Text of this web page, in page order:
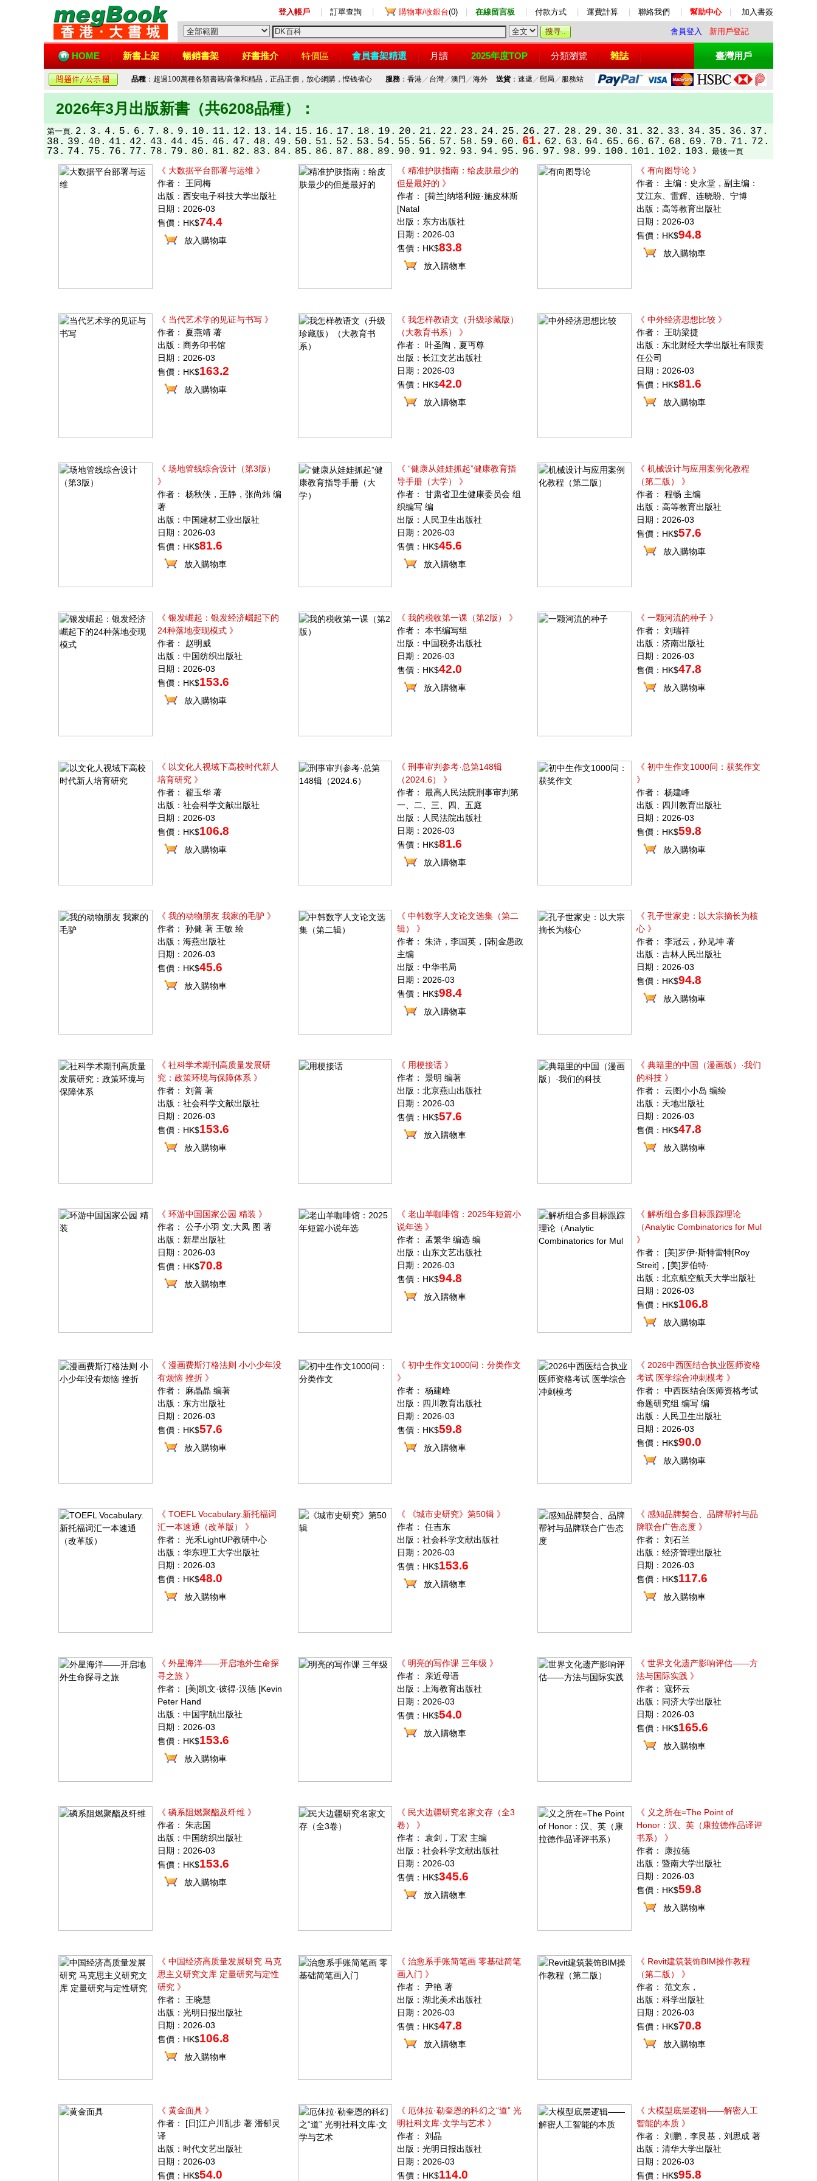
登入帳戶 訂單查詢 購物車/收銀台(0) 在線留言板 付款方式 運費計算 聯絡我們 幫助中心 加入書簽
會員登入 新用戶登記
HOME 新書上架 暢銷書架 好書推介 特價區 會員書架精選 月讀 2025年度TOP 分類瀏覽 雜誌 臺灣用戶
品種 ：超過100萬種各類書籍/音像和精品，正品正價，放心網購，悭钱省心 服務：香港／ 台灣／澳門 ／海外 送貨：速遞 ／郵局 ／ 服務站
2026年3月出版新書（共6208品種）：
第一頁. 2. 3. 4. 5. 6. 7. 8. 9. 10. 11. 12. 13. 14. 15. 16. 17. 18. 19. 20. 21. 22. 23. 24. 25. 26. 27. 28. 29. 30. 31. 32. 33. 34. 35. 36. 37.
38. 39. 40. 41. 42. 43. 44. 45. 46. 47. 48. 49. 50. 51. 52. 53. 54. 55. 56. 57. 58. 59. 60. 61. 62. 63. 64. 65. 66. 67. 68. 69. 70. 71. 72.
73. 74. 75. 76. 77. 78. 79. 80. 81. 82. 83. 84. 85. 86. 87. 88. 89. 90. 91. 92. 93. 94. 95. 96. 97. 98. 99. 100. 101. 102. 103. 最後一頁
《 大数据平台部署与运维 》
作者： 王同梅
出版：西安电子科技大学出版社
日期：2026-03
售價：HK$74.4
放入購物車
《 精准护肤指南：给皮肤最少的
但是最好的 》
作者： [荷兰]纳塔利娅·施皮林斯
[Natal
出版：东方出版社
日期：2026-03
售價：HK$83.8
放入購物車
《 有向图导论 》
作者： 主编：史永堂，副主编：
艾江东、雷辉、连晓盼、宁博
出版：高等教育出版社
日期：2026-03
售價：HK$94.8
放入購物車
《 当代艺术学的见证与书写 》
作者： 夏燕靖 著
出版：商务印书馆
日期：2026-03
售價：HK$163.2
放入購物車
《 我怎样教语文（升级珍藏版）
（大教育书系） 》
作者： 叶圣陶，夏丏尊
出版：长江文艺出版社
日期：2026-03
售價：HK$42.0
放入購物車
《 中外经济思想比较 》
作者： 王昉梁捷
出版：东北财经大学出版社有限责
任公司
日期：2026-03
售價：HK$81.6
放入購物車
《 场地管线综合设计（第3版）
》
作者： 杨秋侠，王静，张尚炜 编
著
出版：中国建材工业出版社
日期：2026-03
售價：HK$81.6
放入購物車
《 “健康从娃娃抓起”健康教育指
导手册（大学） 》
作者： 甘肃省卫生健康委员会 组
织编写 编
出版：人民卫生出版社
日期：2026-03
售價：HK$45.6
放入購物車
《 机械设计与应用案例化教程
（第二版） 》
作者： 程畅 主编
出版：高等教育出版社
日期：2026-03
售價：HK$57.6
放入購物車
《 银发崛起：银发经济崛起下的
24种落地变现模式 》
作者： 赵明威
出版：中国纺织出版社
日期：2026-03
售價：HK$153.6
放入購物車
《 我的税收第一课（第2版） 》
作者： 本书编写组
出版：中国税务出版社
日期：2026-03
售價：HK$42.0
放入購物車
《 一颗河流的种子 》
作者： 刘瑞祥
出版：济南出版社
日期：2026-03
售價：HK$47.8
放入購物車
《 以文化人视域下高校时代新人
培育研究 》
作者： 翟玉华 著
出版：社会科学文献出版社
日期：2026-03
售價：HK$106.8
放入購物車
《 刑事审判参考·总第148辑
（2024.6） 》
作者： 最高人民法院刑事审判第
一、二、三、四、五庭
出版：人民法院出版社
日期：2026-03
售價：HK$81.6
放入購物車
《 初中生作文1000问：获奖作文
》
作者： 杨建峰
出版：四川教育出版社
日期：2026-03
售價：HK$59.8
放入購物車
《 我的动物朋友 我家的毛驴 》
作者： 孙健 著 王敏 绘
出版：海燕出版社
日期：2026-03
售價：HK$45.6
放入購物車
《 中韩数字人文论文选集（第二
辑） 》
作者： 朱浒，李国英，[韩]金愚政
主编
出版：中华书局
日期：2026-03
售價：HK$98.4
放入購物車
《 孔子世家史：以大宗摘长为核
心 》
作者： 李冠云，孙见坤 著
出版：吉林人民出版社
日期：2026-03
售價：HK$94.8
放入購物車
《 社科学术期刊高质量发展研
究：政策环境与保障体系 》
作者： 刘普 著
出版：社会科学文献出版社
日期：2026-03
售價：HK$153.6
放入購物車
《 用梗接话 》
作者： 景明 编著
出版：北京燕山出版社
日期：2026-03
售價：HK$57.6
放入購物車
《 典籍里的中国（漫画版）·我们
的科技 》
作者： 云图小小岛 编绘
出版：天地出版社
日期：2026-03
售價：HK$47.8
放入購物車
《 环游中国国家公园 精装 》
作者： 公子小羽 文;大凤 图 著
出版：新星出版社
日期：2026-03
售價：HK$70.8
放入購物車
《 老山羊咖啡馆：2025年短篇小
说年选 》
作者： 孟繁华 编选 编
出版：山东文艺出版社
日期：2026-03
售價：HK$94.8
放入購物車
《 解析组合多目标跟踪理论
（Analytic Combinatorics for Mul
》
作者： [美]罗伊·斯特雷特[Roy
Streit]，[美]罗伯特·
出版：北京航空航天大学出版社
日期：2026-03
售價：HK$106.8
放入購物車
《 漫画费斯汀格法则 小小少年没
有烦恼 挫折 》
作者： 麻晶晶 编著
出版：东方出版社
日期：2026-03
售價：HK$57.6
放入購物車
《 初中生作文1000问：分类作文
》
作者： 杨建峰
出版：四川教育出版社
日期：2026-03
售價：HK$59.8
放入購物車
《 2026中西医结合执业医师资格
考试 医学综合冲刺模考 》
作者： 中西医结合医师资格考试
命题研究组 编写 编
出版：人民卫生出版社
日期：2026-03
售價：HK$90.0
放入購物車
《 TOEFL Vocabulary.新托福词
汇一本速通（改革版） 》
作者： 光禾LightUP教研中心
出版：华东理工大学出版社
日期：2026-03
售價：HK$48.0
放入購物車
《 《城市史研究》第50辑 》
作者： 任吉东
出版：社会科学文献出版社
日期：2026-03
售價：HK$153.6
放入購物車
《 感知品牌契合、品牌帮衬与品
牌联合广告态度 》
作者： 刘石兰
出版：经济管理出版社
日期：2026-03
售價：HK$117.6
放入購物車
《 外星海洋——开启地外生命探
寻之旅 》
作者： [美]凯文·彼得·汉德 [Kevin
Peter Hand
出版：中国宇航出版社
日期：2026-03
售價：HK$153.6
放入購物車
《 明亮的写作课 三年级 》
作者： 亲近母语
出版：上海教育出版社
日期：2026-03
售價：HK$54.0
放入購物車
《 世界文化遗产影响评估——方
法与国际实践 》
作者： 寇怀云
出版：同济大学出版社
日期：2026-03
售價：HK$165.6
放入購物車
《 磷系阻燃聚酯及纤维 》
作者： 朱志国
出版：中国纺织出版社
日期：2026-03
售價：HK$153.6
放入購物車
《 民大边疆研究名家文存（全3
卷） 》
作者： 袁剑，丁宏 主编
出版：社会科学文献出版社
日期：2026-03
售價：HK$345.6
放入購物車
《 义之所在=The Point of
Honor：汉、英（康拉德作品译评
书系） 》
作者： 康拉德
出版：暨南大学出版社
日期：2026-03
售價：HK$59.8
放入購物車
《 中国经济高质量发展研究 马克
思主义研究文库 定量研究与定性
研究 》
作者： 王晓慧
出版：光明日报出版社
日期：2026-03
售價：HK$106.8
放入購物車
《 治愈系手账简笔画 零基础简笔
画入门 》
作者： 尹艳 著
出版：湖北美术出版社
日期：2026-03
售價：HK$47.8
放入購物車
《 Revit建筑装饰BIM操作教程
（第二版） 》
作者： 范文东，
出版：科学出版社
日期：2026-03
售價：HK$70.8
放入購物車
《 黄金面具 》
作者： [日]江户川乱步 著 潘郁灵
译
出版：时代文艺出版社
日期：2026-03
售價：HK$54.0
《 厄休拉·勒奎恩的科幻之“道” 光
明社科文库·文学与艺术 》
作者： 刘晶
出版：光明日报出版社
日期：2026-03
售價：HK$114.0
《 大模型底层逻辑——解密人工
智能的本质 》
作者： 刘鹏，李艮基，刘思成 著
出版：清华大学出版社
日期：2026-03
售價：HK$95.8